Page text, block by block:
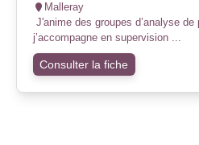
Malleray
J'anime des groupes d’analyse
j’accompagne en supervision ...
Consulter la fiche